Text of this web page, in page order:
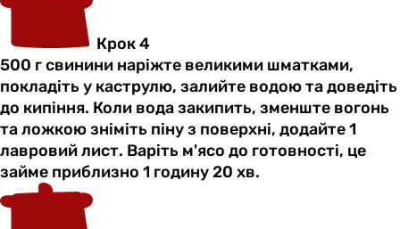
Крок 4
500 г свинини наріжте великими шматками,
покладіть у каструлю, залийте водою та доведіть
до кипіння. Коли вода закипить, зменште вогонь
та ложкою зніміть піну з поверхні, додайте 1
лавровий лист. Варіть м'ясо до готовності, це
займе приблизно 1 годину 20 хв.